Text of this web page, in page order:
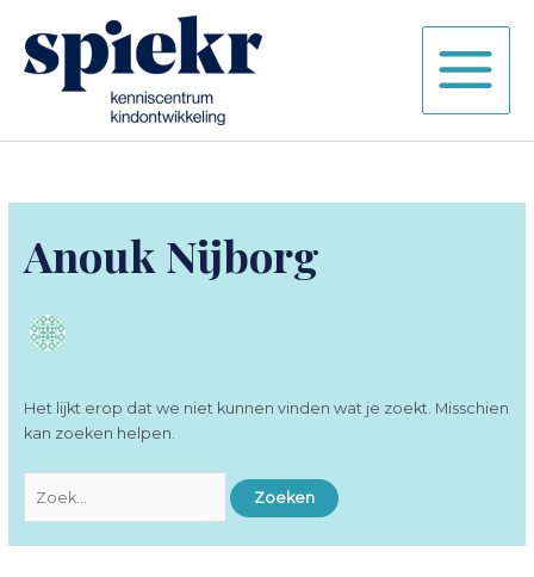
naar
Anouk Nijborg
Het lijkt erop dat we niet kunnen vinden wat je zoekt. Misschien
kan zoeken helpen.
naar: